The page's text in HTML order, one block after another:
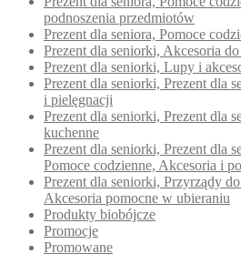
podnoszenia przedmiotów
Prezent dla seniora, Pomoce
Prezent dla seniorki, Akcesoria
Prezent dla seniorki, Lupy i
Prezent dla seniorki, Prezent dla
i pielęgnacji
Prezent dla seniorki, Prezent dla
kuchenne
Prezent dla seniorki, Prezent dla
Pomoce codzienne, Akcesoria i
Prezent dla seniorki, Przyrządy
Akcesoria pomocne w ubieraniu
Produkty biobójcze
Promocje
Promowane